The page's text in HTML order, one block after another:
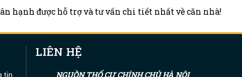
hạnh được hỗ trợ và tư vấn chi tiết nhất về căn nhà!
tin
LIÊN HỆ
NGUỒN THỔ CƯ CHÍNH CHỦ HÀ NỘI